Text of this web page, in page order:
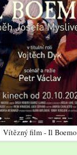
Vítězný film - Il Boemo